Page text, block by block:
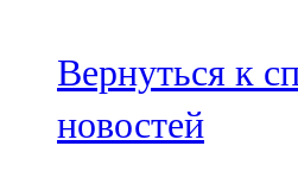
100,3 FM
Зәй
106,6 FM
Вернуться к
новостей